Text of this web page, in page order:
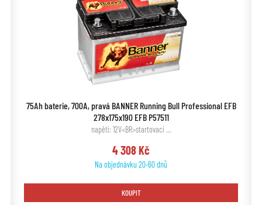
75Ah baterie, 700A, pravá BANNER Running Bull Professional EFB
278x175x190 EFB P57511
napětí: 12V<BR>startovací …
4 308 Kč
Na objednávku 20-60 dnů
KOUPIT